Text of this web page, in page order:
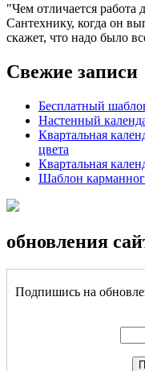
Чем отличается работа
Сантехнику, когда он
скажет, что надо было
Свежие записи
Бесплатный
Настенный
Квартальная
цвета
Квартальная
Шаблон
обновления
Подпишись на